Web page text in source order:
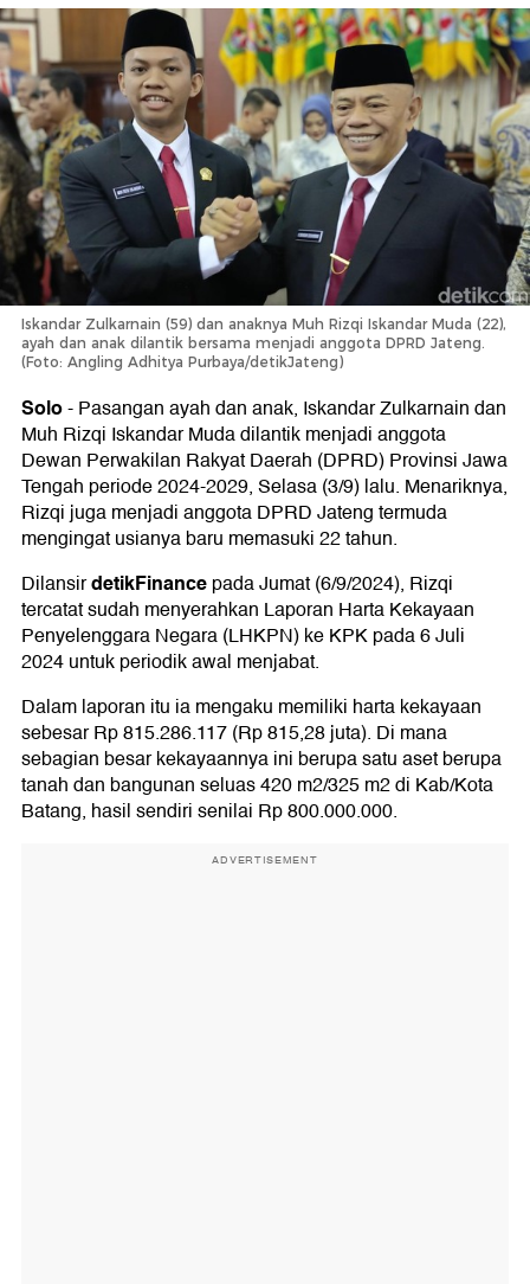
Iskandar Zulkarnain (59) dan anaknya Muh Rizqi Iskandar Muda (22),
ayah dan anak dilantik bersama menjadi anggota DPRD Jateng.
(Foto: Angling Adhitya Purbaya/detikJateng)
Solo-Pasangan ayah dan anak, Iskandar Zulkarnain dan
Muh Rizqi Iskandar Muda dilantik menjadi anggota
Dewan Perwakilan Rakyat Daerah (DPRD) Provinsi Jawa
Tengah periode 2024-2029, Selasa (3/9) lalu. Menariknya,
Rizqi juga menjadi anggota DPRD Jateng termuda
mengingat usianya baru memasuki 22 tahun.
DilansirdetikFinancepada Jumat (6/9/2024), Rizqi
tercatat sudah menyerahkan Laporan Harta Kekayaan
Penyelenggara Negara (LHKPN) ke KPK pada 6 Juli
2024 untuk periodik awal menjabat.
Dalam laporan itu ia mengaku memiliki harta kekayaan
sebesar Rp 815.286.117 (Rp 815,28 juta). Di mana
sebagian besar kekayaannya ini berupa satu aset berupa
tanah dan bangunan seluas 420 m2/325 m2 di Kab/Kota
Batang, hasil sendiri senilai Rp 800.000.000.
ADVERTISEMENT